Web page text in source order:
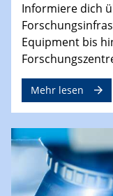
Informiere dich
Equipment bis
Mehr lesen